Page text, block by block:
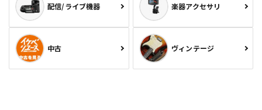
配信/ライブ機器 楽器アクセサリ
中古 ヴィンテージ